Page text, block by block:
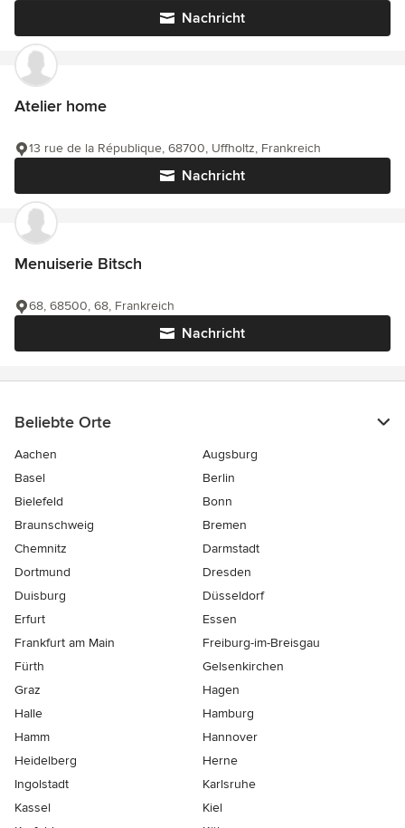
Nachricht
Atelier home
Nachricht
13 rue de la République, 68700, Uffholtz, Frankreich
Menuiserie Bitsch
Nachricht
68, 68500, 68, Frankreich
Beliebte Orte
Aachen
Augsburg
Basel
Berlin
Bielefeld
Bonn
Braunschweig
Bremen
Chemnitz
Darmstadt
Dortmund
Dresden
Duisburg
Düsseldorf
Erfurt
Essen
Frankfurt am Main
Freiburg-im-Breisgau
Fürth
Gelsenkirchen
Graz
Hagen
Halle
Hamburg
Hamm
Hannover
Heidelberg
Herne
Ingolstadt
Karlsruhe
Kassel
Kiel